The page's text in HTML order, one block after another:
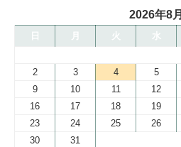
2026年8月
日 月 火 水
2
3 4 5
9
10 11 12
16
17 18 19
23
24 25 26
30
31